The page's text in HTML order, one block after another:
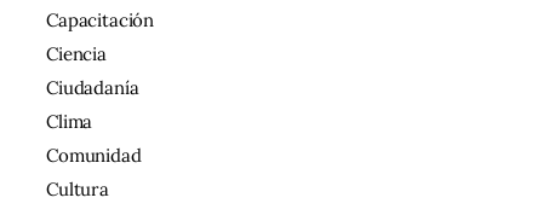
Capacitación
Ciencia
Ciudadanía
Clima
Comunidad
Cultura